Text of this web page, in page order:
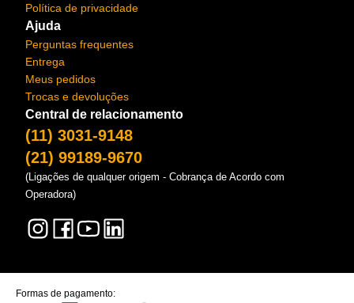
Política de privacidade
Ajuda
Perguntas frequentes
Entrega
Meus pedidos
Trocas e devoluções
Central de relacionamento
(11) 3031-9148
(21) 99189-9670
(Ligações de qualquer origem - Cobrança de Acordo com
Operadora)
Formas de pagamento: